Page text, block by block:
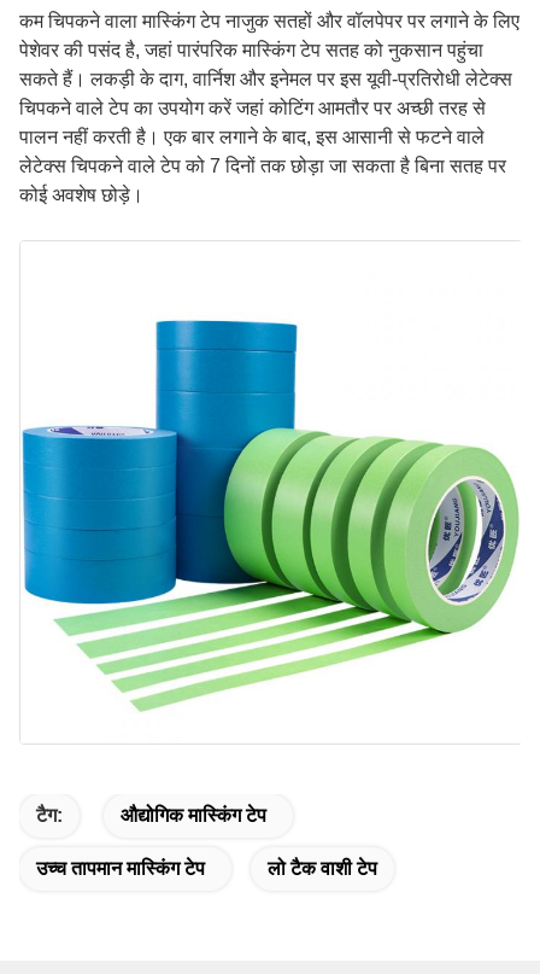
कम चिपकने वाला मास्किंग टेप नाजुक सतहों और वॉलपेपर पर लगाने के लिए
पेशेवर की पसंद है, जहां पारंपरिक मास्किंग टेप सतह को नुकसान पहुंचा
सकते हैं। लकड़ी के दाग, वार्निश और इनेमल पर इस यूवी-प्रतिरोधी लेटेक्स
चिपकने वाले टेप का उपयोग करें जहां कोटिंग आमतौर पर अच्छी तरह से
पालन नहीं करती है। एक बार लगाने के बाद, इस आसानी से फटने वाले
लेटेक्स चिपकने वाले टेप को 7 दिनों तक छोड़ा जा सकता है बिना सतह पर
कोई अवशेष छोड़े।
टैग: औद्योगिक मास्किंग टेप
उच्च तापमान मास्किंग टेप लो टैक वाशी टेप